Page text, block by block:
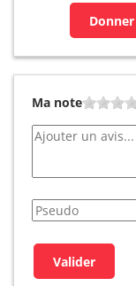
Ma note